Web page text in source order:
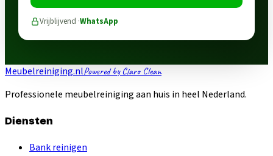
Vrijblijvend ·WhatsApp
Meubelreiniging.nlPowered by Claro Clean
Professionele meubelreiniging aan huis in heel Nederland.
Diensten
Bank reinigen